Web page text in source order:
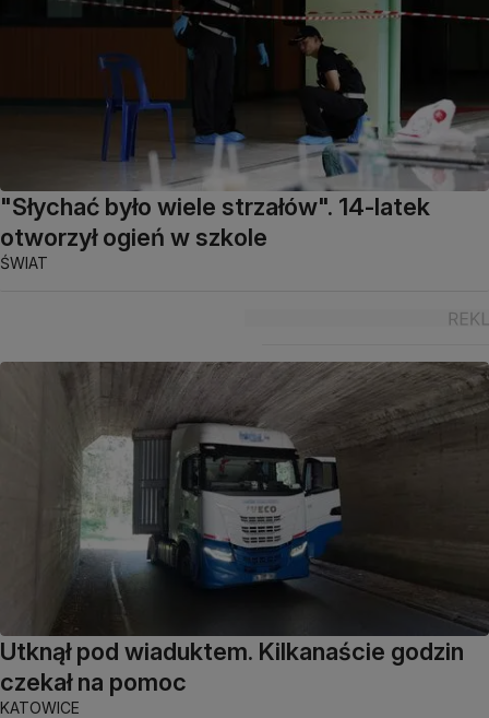
"Słychać było wiele strzałów". 14-latek
otworzył ogień w szkole
ŚWIAT
Utknął pod wiaduktem. Kilkanaście godzin
czekał na pomoc
KATOWICE